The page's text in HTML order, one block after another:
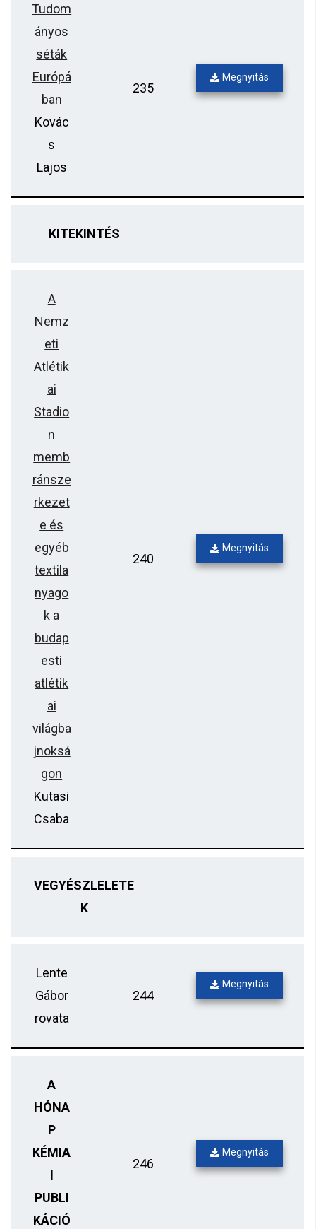
Tudom
ányos
séták
Európá
ban
Kovác
s
Lajos
235
Megnyitás
KITEKINTÉS
A
Nemz
eti
Atlétik
ai
Stadio
n
memb
ránsze
rkezet
e és
egyéb
textila
nyago
k a
budap
esti
atlétik
ai
világba
jnoksá
gon
Kutasi
Csaba
240
Megnyitás
VEGYÉSZLELETE
K
Lente
Gábor
rovata
244
Megnyitás
A
HÓNA
P
KÉMIA
I
PUBLI
KÁCIÓ
246
Megnyitás